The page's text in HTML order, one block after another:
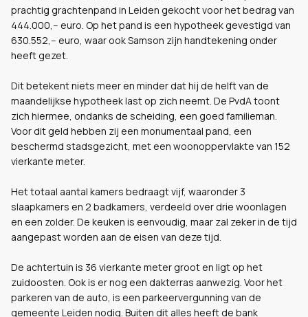
prachtig grachtenpand in Leiden gekocht voor het bedrag van
444.000,-- euro. Op het pand is een hypotheek gevestigd van
630.552,-- euro, waar ook Samson zijn handtekening onder
heeft gezet.
Dit betekent niets meer en minder dat hij de helft van de
maandelijkse hypotheek last op zich neemt. De PvdA toont
zich hiermee, ondanks de scheiding, een goed familieman.
Voor dit geld hebben zij een monumentaal pand, een
beschermd stadsgezicht, met een woonoppervlakte van 152
vierkante meter.
Het totaal aantal kamers bedraagt vijf, waaronder 3
slaapkamers en 2 badkamers, verdeeld over drie woonlagen
en een zolder. De keuken is eenvoudig, maar zal zeker in de tijd
aangepast worden aan de eisen van deze tijd.
De achtertuin is 36 vierkante meter groot en ligt op het
zuidoosten. Ook is er nog een dakterras aanwezig. Voor het
parkeren van de auto, is een parkeervergunning van de
gemeente Leiden nodig. Buiten dit alles heeft de bank